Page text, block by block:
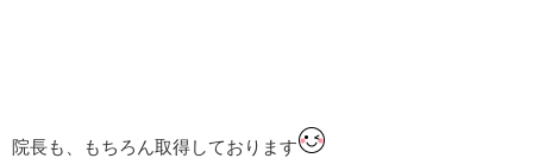
院長も、もちろん取得しております